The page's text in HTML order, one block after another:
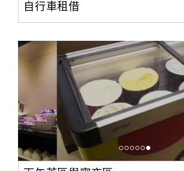
作
商
合
作
自行車租借